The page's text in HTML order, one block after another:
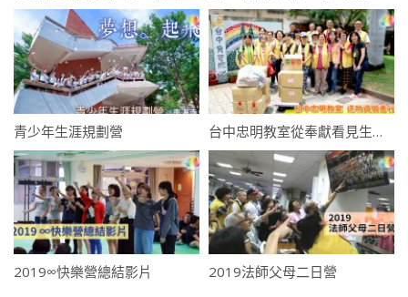
青少年生涯規劃營 台中忠明教室從奉獻看見生命光亮
2019∞快樂營總結影片 2019法師父母二日營